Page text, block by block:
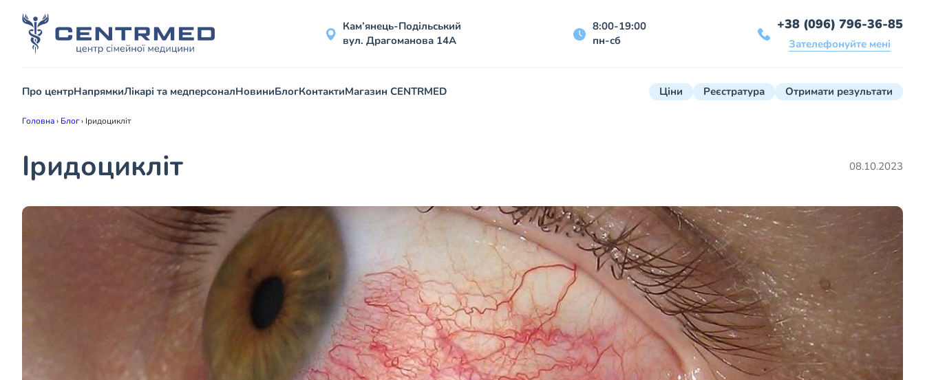
Кам’янець-Подільський
вул. Драгоманова 14А
8:00-19:00
пн-сб
+38 (096) 796-36-85
Зателефонуйте мені
Про центрНапрямкиЛікарі та медперсоналНовиниБлогКонтактиМагазин CENTRMED Ціни Реєстратура Отримати результати
Головна› Блог› Іридоцикліт
Іридоцикліт 08.10.2023